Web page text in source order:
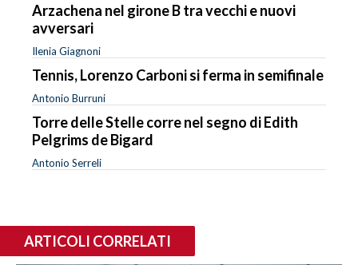
Arzachena nel girone B tra vecchi e nuovi
avversari
Ilenia Giagnoni
Tennis, Lorenzo Carboni si ferma in semifinale
Antonio Burruni
Torre delle Stelle corre nel segno di Edith
Pelgrims de Bigard
Antonio Serreli
ARTICOLI CORRELATI